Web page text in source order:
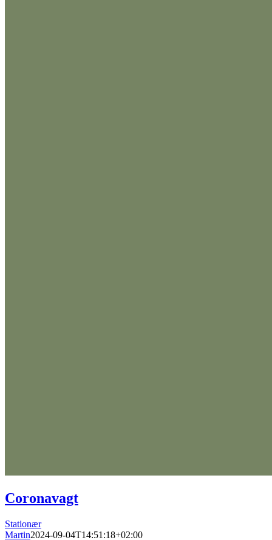
Coronavagt
Stationær
Martin2024-09-04T14:51:18+02:00